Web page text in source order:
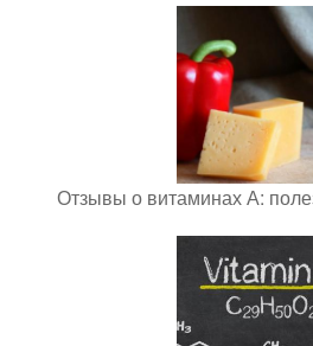
Отзывы о витаминах А: